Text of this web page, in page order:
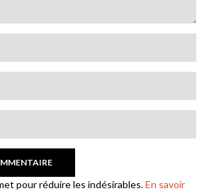
pour réduire les indésirables.En savoir